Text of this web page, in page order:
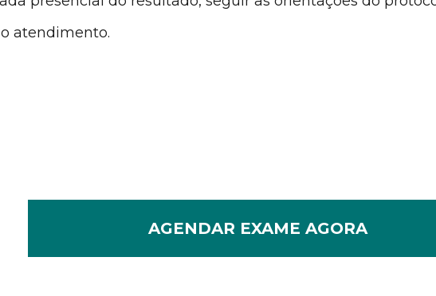
atendimento.
AGENDAR EXAME AGORA